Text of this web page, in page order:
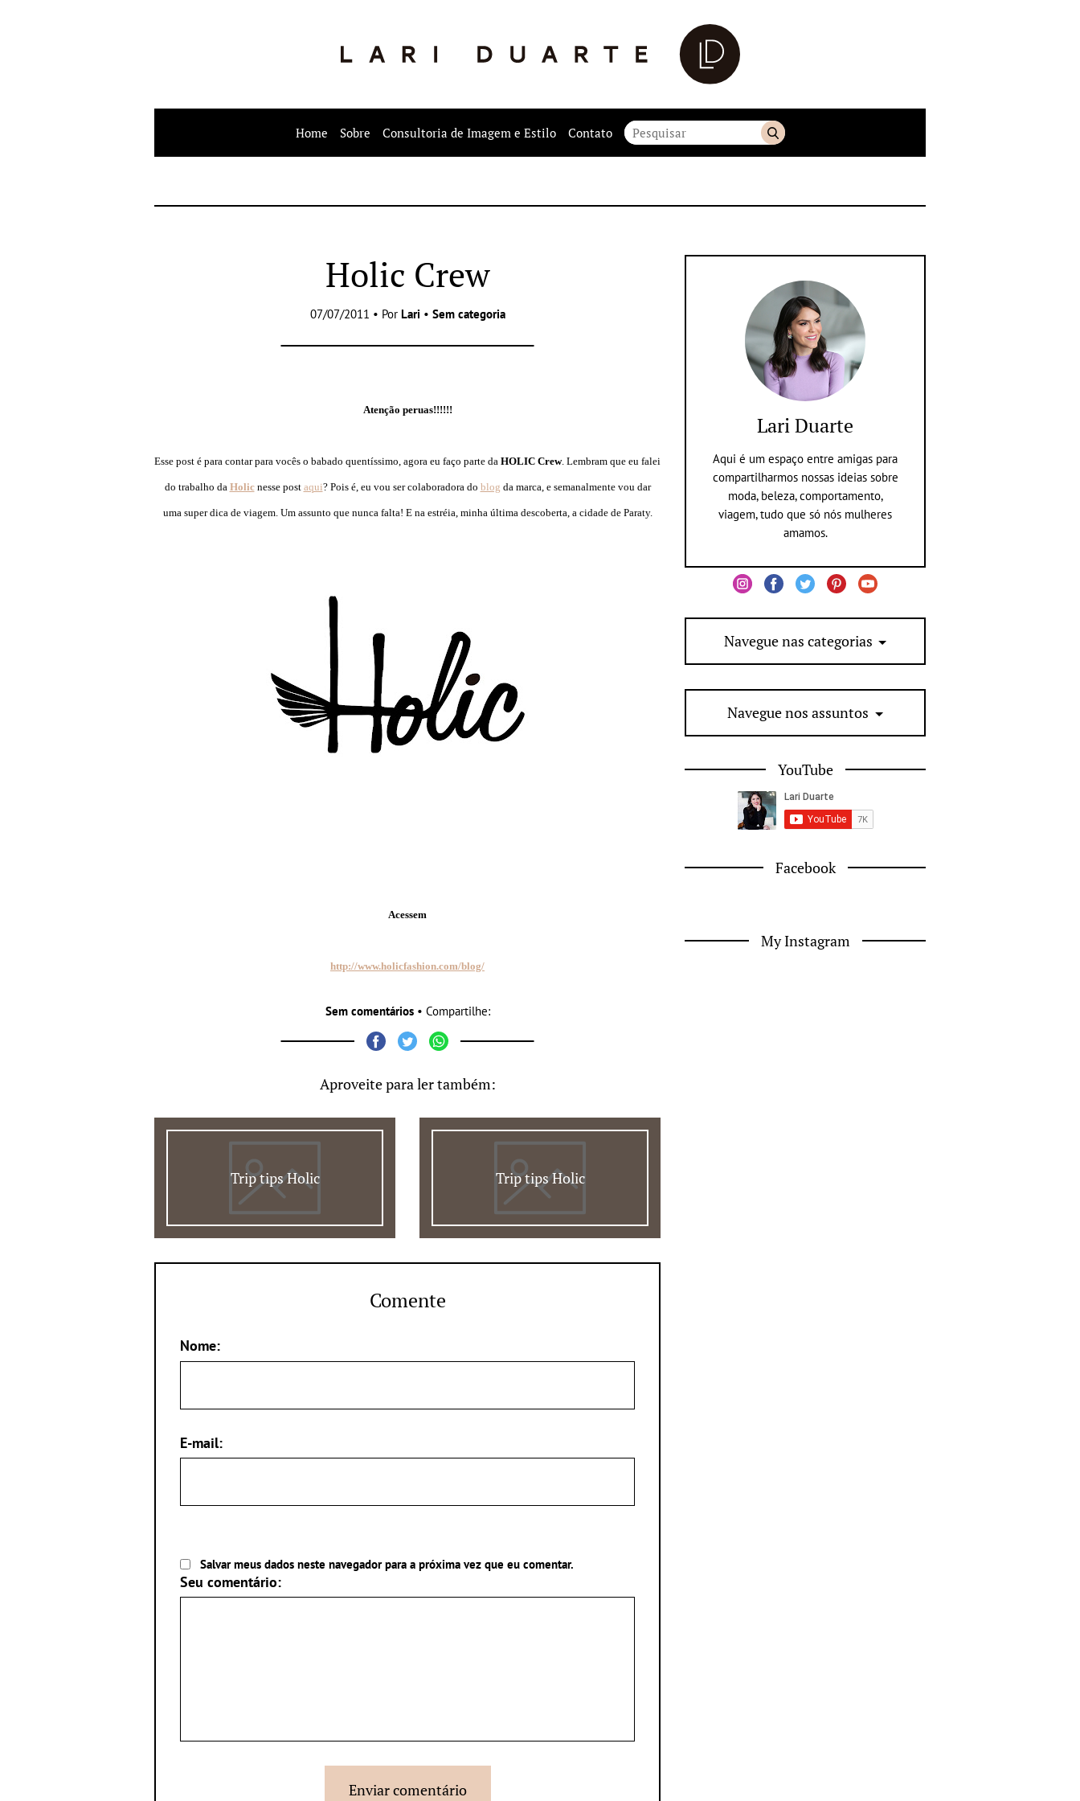
Home Sobre Consultoria de Imagem e Estilo Contato
Holic Crew
07/07/2011 • Por Lari • Sem categoria
Atenção peruas!!!!!!
Esse post é para contar para vocês o babado quentíssimo, agora eu faço parte da HOLIC Crew. Lembram que eu falei
do trabalho da Holicnesse post aqui? Pois é, eu vou ser colaboradora do blog da marca, e semanalmente vou dar
uma super dica de viagem. Um assunto que nunca falta! E na estréia, minha última descoberta, a cidade de Paraty.
Acessem
http://www.holicfashion.com/blog/
Sem comentários• Compartilhe:
Aproveite para ler também:
Trip tips Holic Trip tips Holic
Comente
Nome:
E-mail:
Salvar meus dados neste navegador para a próxima vez que eu comentar.
Seu comentário:
Lari Duarte
Aqui é um espaço entre amigas para
compartilharmos nossas ideias sobre
moda, beleza, comportamento,
viagem, tudo que só nós mulheres
amamos.
Navegue nas categorias
Navegue nos assuntos
YouTube
Facebook
My Instagram